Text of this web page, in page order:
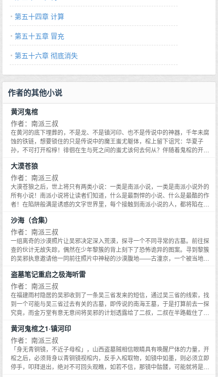
第五十四章 计算
第五十五章 冒充
第五十六章 彻底消失
作者的其他小说
黄河鬼棺
作者：南派三叔
在黄河的底下埋葬的，不是龙、不是镇河印、也不是传说中的神器，千年未腐
蚀的铁链，想要锁住的只是传说中的魔王蚩尤躯体，棺上留下诅咒：华夏子
孙，不可打开棺椁！徘徊在生与死之间的蚩尤该何去何从？伴随着鬼棺的开
大漠苍狼
作者：南派三叔
大漠苍狼之后，世上将只有两类小说：一类是南派小说，一类是南派小说外的
所有小说！南派小说将让读者们知道，什么是最剽悍的小说、什么是最酷的作
者！在陷阱般满是诱惑的文字世界里，每个接触到南派小说的人，都将陷在南
一批地质勘探队队员的一次惊竦经历——地下12
沙海（合集）
作者：南派三叔
一组离奇的沙漠照片让吴邪决定深入荒漠，探寻一个不同寻常的古墓。前往探
查的伙计无故失踪，偶然在少年黎簇的背上刻下了恐怖诡异的图案。寻到黎簇
的吴邪执意邀请他一同前往照片中神秘的沙漠腹地——古潼京，一个被当地人
移动的海子带到了一片白茫茫的沙漠，这里隐藏着一处机密工程的遗址，而这
个现代工程，竟然是按照3000年前的古图制造的......80年代的一个冬天，北京
城里出现了很多红旗车，将一些在建筑方面有卓越天赋的孩子带入了巴丹吉林
沙漠，之后的30年里，这些孩子再也没有出现。一千九百多年前的古代建筑设
计图纸和巴丹吉林中某一处工业废墟非常相似，在调查那些废墟的过程中，有
筑，吴邪好像知道一切，但对于谜题却无动于衷，他似乎只把这个地方当成了
自己的棋盘。他在谋划什么？当吴邪不再天真，他会是一个什么样的人？当一
个人透透彻彻地恨过之后，他还会是从前的自己吗？手上一道道伤痕，披上了
喇嘛的袈裟，吴邪并没有平静下来，而是带着一个惊天计划从藏海花中走来，
开始全面孤独的反击。
盗墓笔记重启之极海听雷
作者：南派三叔
在福建雨村隐居的吴邪收到了一条吴三省发来的短信，通过吴三省的线索，找
到一个可能与吴三省过去有关的古墓，即传说的南海王墓，于是打算前去一探
究竟，而金万堂有意无意间将吴邪的计划透露给了二叔，二叔在半路截住了吴
同前往寻找南海王墓。
黄河鬼棺之1·镇河印
作者：南派三叔
「身无青铜镜，不近子母棺」，山西盗墓贼相信眼睛具有唤醒尸体的力量，开
棺之后，必须背身以青铜镜视棺内，反手入棺取物，如镜中如墨，则必须立即
停手，叩拜退出，绝对不可回头观瞧，如若不信，那镜中骷髅，可能就将是你